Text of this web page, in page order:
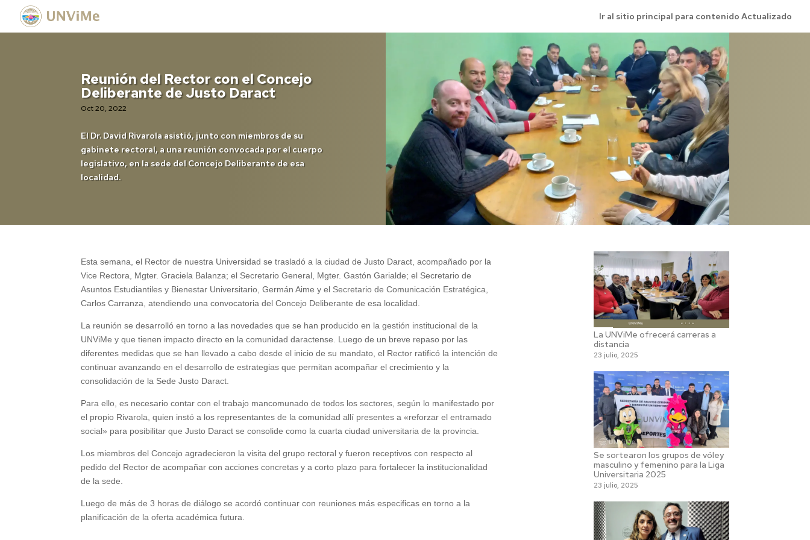
Ir al sitio principal para contenido Actualizado
Reunión del Rector con el Concejo
Deliberante de Justo Daract
Oct 20, 2022
El Dr. David Rivarola asistió, junto con miembros de su
gabinete rectoral, a una reunión convocada por el cuerpo
legislativo, en la sede del Concejo Deliberante de esa
localidad.
Esta semana, el Rector de nuestra Universidad se trasladó a la ciudad de Justo Daract, acompañado por la
Vice Rectora, Mgter. Graciela Balanza; el Secretario General, Mgter. Gastón Garialde; el Secretario de
Asuntos Estudiantiles y Bienestar Universitario, Germán Aime y el Secretario de Comunicación Estratégica,
Carlos Carranza, atendiendo una convocatoria del Concejo Deliberante de esa localidad.
La reunión se desarrolló en torno a las novedades que se han producido en la gestión institucional de la
UNViMe y que tienen impacto directo en la comunidad daractense. Luego de un breve repaso por las
diferentes medidas que se han llevado a cabo desde el inicio de su mandato, el Rector ratificó la intención de
continuar avanzando en el desarrollo de estrategias que permitan acompañar el crecimiento y la
consolidación de la Sede Justo Daract.
Para ello, es necesario contar con el trabajo mancomunado de todos los sectores, según lo manifestado por
el propio Rivarola, quien instó a los representantes de la comunidad allí presentes a «reforzar el entramado
social» para posibilitar que Justo Daract se consolide como la cuarta ciudad universitaria de la provincia.
Los miembros del Concejo agradecieron la visita del grupo rectoral y fueron receptivos con respecto al
pedido del Rector de acompañar con acciones concretas y a corto plazo para fortalecer la institucionalidad
de la sede.
Luego de más de 3 horas de diálogo se acordó continuar con reuniones más especificas en torno a la
planificación de la oferta académica futura.
La UNViMe ofrecerá carreras a
distancia
23 julio, 2025
Se sortearon los grupos de vóley
masculino y femenino para la Liga
Universitaria 2025
23 julio, 2025